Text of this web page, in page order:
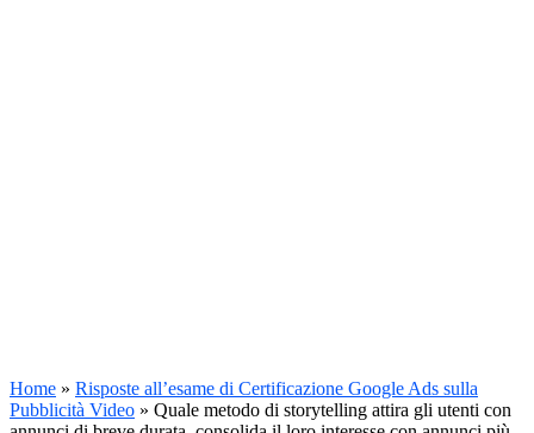
Home » Risposte all’esame di Certificazione Google Ads sulla
Pubblicità Video » Quale metodo di storytelling attira gli utenti con